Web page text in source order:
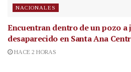
NACIONALES
Encuentran dentro de un pozo
desaparecido en Santa Ana
HACE 2 HORAS